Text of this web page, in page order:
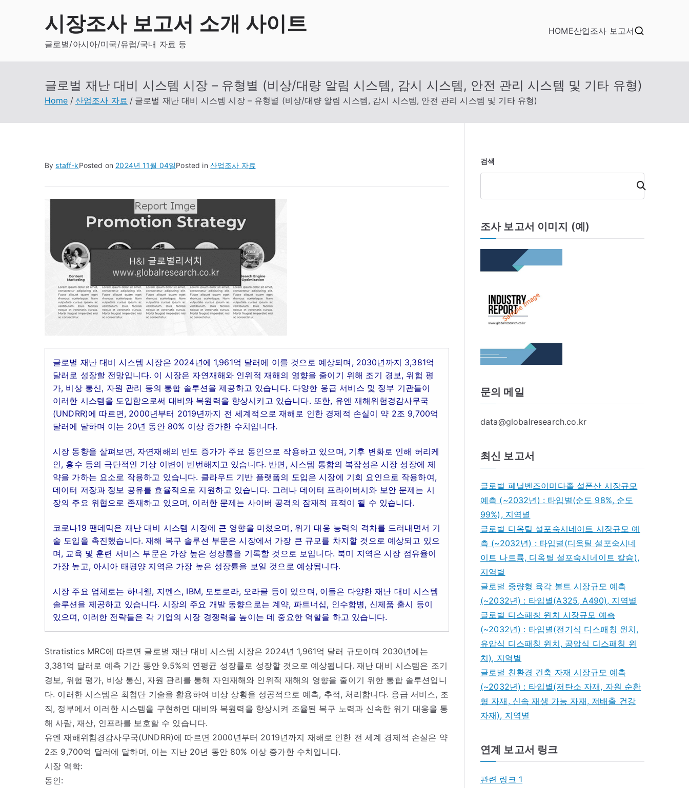
시장조사 보고서 소개 사이트
글로벌/아시아/미국/유럽/국내 자료 등
HOME산업조사 보고서
글로벌 재난 대비 시스템 시장 – 유형별 (비상/대량 알림 시스템, 감시 시스템, 안전 관리 시스템 및 기타 유형)
Home 산업조사 자료 글로벌 재난 대비 시스템 시장 – 유형별 (비상/대량 알림 시스템, 감시 시스템, 안전 관리 시스템 및 기타 유형)
Bystaff-kPosted on 2024년 11월 04일Posted in 산업조사 자료
글로벌 재난 대비 시스템 시장은 2024년에 1,961억 달러에 이를 것으로 예상되며, 2030년까지 3,381억
달러로 성장할 전망입니다. 이 시장은 자연재해와 인위적 재해의 영향을 줄이기 위해 조기 경보, 위험 평
가, 비상 통신, 자원 관리 등의 통합 솔루션을 제공하고 있습니다. 다양한 응급 서비스 및 정부 기관들이
이러한 시스템을 도입함으로써 대비와 복원력을 향상시키고 있습니다. 또한, 유엔 재해위험경감사무국
(UNDRR)에 따르면, 2000년부터 2019년까지 전 세계적으로 재해로 인한 경제적 손실이 약 2조 9,700억
달러에 달하며 이는 20년 동안 80% 이상 증가한 수치입니다.
시장 동향을 살펴보면, 자연재해의 빈도 증가가 주요 동인으로 작용하고 있으며, 기후 변화로 인해 허리케
인, 홍수 등의 극단적인 기상 이변이 빈번해지고 있습니다. 반면, 시스템 통합의 복잡성은 시장 성장에 제
약을 가하는 요소로 작용하고 있습니다. 클라우드 기반 플랫폼의 도입은 시장에 기회 요인으로 작용하여,
데이터 저장과 정보 공유를 효율적으로 지원하고 있습니다. 그러나 데이터 프라이버시와 보안 문제는 시
장의 주요 위협으로 존재하고 있으며, 이러한 문제는 사이버 공격의 잠재적 표적이 될 수 있습니다.
코로나19 팬데믹은 재난 대비 시스템 시장에 큰 영향을 미쳤으며, 위기 대응 능력의 격차를 드러내면서 기
술 도입을 촉진했습니다. 재해 복구 솔루션 부문은 시장에서 가장 큰 규모를 차지할 것으로 예상되고 있으
며, 교육 및 훈련 서비스 부문은 가장 높은 성장률을 기록할 것으로 보입니다. 북미 지역은 시장 점유율이
가장 높고, 아시아 태평양 지역은 가장 높은 성장률을 보일 것으로 예상됩니다.
시장 주요 업체로는 하니웰, 지멘스, IBM, 모토로라, 오라클 등이 있으며, 이들은 다양한 재난 대비 시스템
솔루션을 제공하고 있습니다. 시장의 주요 개발 동향으로는 계약, 파트너십, 인수합병, 신제품 출시 등이
있으며, 이러한 전략들은 각 기업의 시장 경쟁력을 높이는 데 중요한 역할을 하고 있습니다.
Stratistics MRC에 따르면 글로벌 재난 대비 시스템 시장은 2024년 1,961억 달러 규모이며 2030년에는
3,381억 달러로 예측 기간 동안 9.5%의 연평균 성장률로 성장할 것으로 예상됩니다. 재난 대비 시스템은 조기
경보, 위험 평가, 비상 통신, 자원 관리를 통해 자연재해와 인위적 재해의 영향을 줄이기 위한 통합 솔루션입니
다. 이러한 시스템은 최첨단 기술을 활용하여 비상 상황을 성공적으로 예측, 추적, 처리합니다. 응급 서비스, 조
직, 정부에서 이러한 시스템을 구현하면 대비와 복원력을 향상시켜 조율된 복구 노력과 신속한 위기 대응을 통
해 사람, 재산, 인프라를 보호할 수 있습니다.
유엔 재해위험경감사무국(UNDRR)에 따르면 2000년부터 2019년까지 재해로 인한 전 세계 경제적 손실은 약
2조 9,700억 달러에 달하며, 이는 지난 20년 동안 80% 이상 증가한 수치입니다.
시장 역학:
동인:
검색
검
색
조사 보고서 이미지 (예)
문의 메일
data@globalresearch.co.kr
최신 보고서
글로벌 페닐벤즈이미다졸 설폰산 시장규모
예측 (~2032년) : 타입별(순도 98%, 순도
99%), 지역별
글로벌 디옥틸 설포숙시네이트 시장규모 예
측 (~2032년) : 타입별(디옥틸 설포숙시네
이트 나트륨, 디옥틸 설포숙시네이트 칼슘),
지역별
글로벌 중량형 육각 볼트 시장규모 예측
(~2032년) : 타입별(A325, A490), 지역별
글로벌 디스패칭 윈치 시장규모 예측
(~2032년) : 타입별(전기식 디스패칭 윈치,
유압식 디스패칭 윈치, 공압식 디스패칭 윈
치), 지역별
글로벌 친환경 건축 자재 시장규모 예측
(~2032년) : 타입별(저탄소 자재, 자원 순환
형 자재, 신속 재생 가능 자재, 저배출 건강
자재), 지역별
연계 보고서 링크
관련 링크 1